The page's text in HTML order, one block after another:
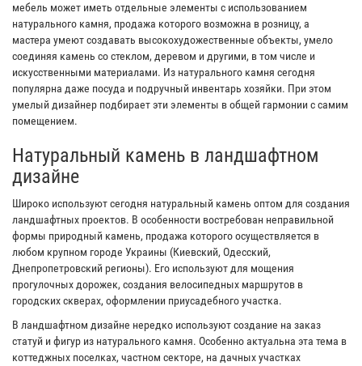
мебель может иметь отдельные элементы с использованием
натурального камня, продажа которого возможна в розницу, а
мастера умеют создавать высокохудожественные объекты, умело
соединяя камень со стеклом, деревом и другими, в том числе и
искусственными материалами. Из натурального камня сегодня
популярна даже посуда и подручный инвентарь хозяйки. При этом
умелый дизайнер подбирает эти элементы в общей гармонии с самим
помещением.
Натуральный камень в ландшафтном
дизайне
Широко используют сегодня натуральный камень оптом для создания
ландшафтных проектов. В особенности востребован неправильной
формы природный камень, продажа которого осуществляется в
любом крупном городе Украины (Киевский, Одесский,
Днепропетровский регионы). Его используют для мощения
прогулочных дорожек, создания велосипедных маршрутов в
городских скверах, оформлении приусадебного участка.
В ландшафтном дизайне нередко используют создание на заказ
статуй и фигур из натурального камня. Особенно актуальна эта тема в
коттеджных поселках, частном секторе, на дачных участках